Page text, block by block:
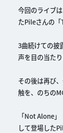
今回のライブ
たPileさんの「
3曲続けての披
声を目の当た
その後は再び
触を、のちの
「Not Alone
して登場した